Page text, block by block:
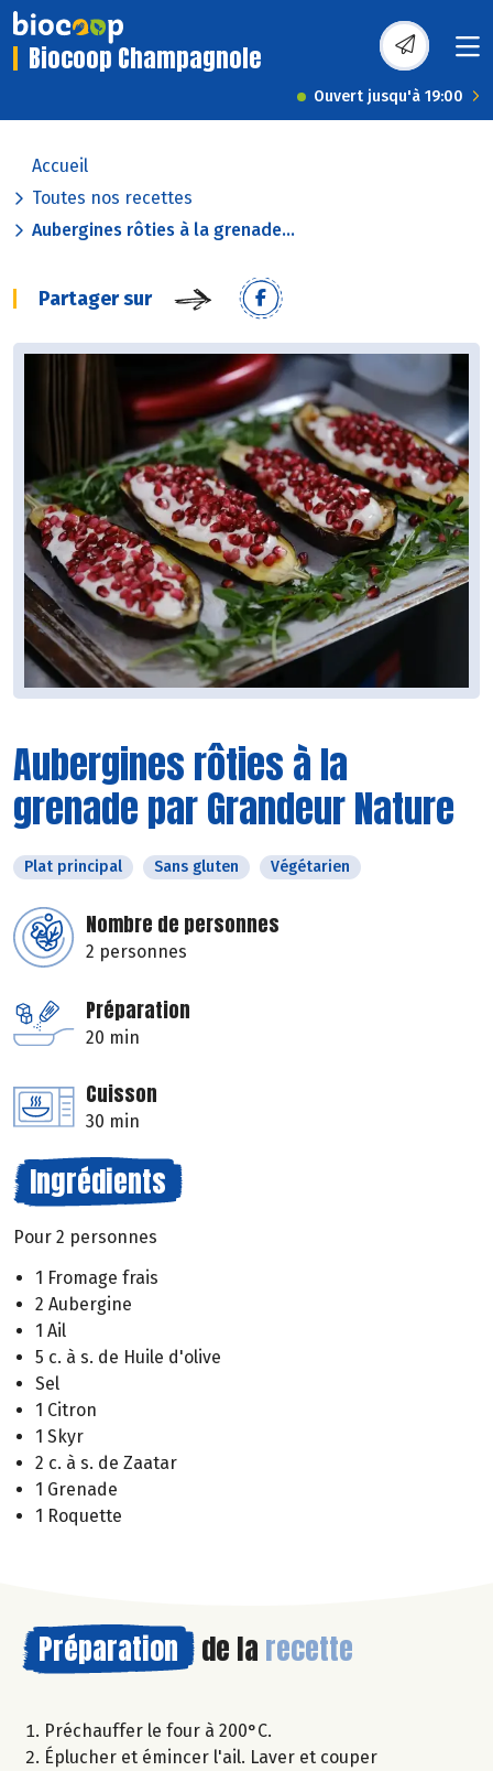
Biocoop Champagnole
Ouvert jusqu'à 19:00
Accueil
Toutes nos recettes
Aubergines rôties à la grenade...
Partager sur
Aubergines rôties à la
grenade par Grandeur Nature
Plat principal Sans gluten Végétarien
Nombre de personnes
2 personnes
Préparation
20 min
Cuisson
30 min
Ingrédients
Pour 2 personnes
1 Fromage frais
2 Aubergine
1 Ail
5 c. à s. de Huile d'olive
Sel
1 Citron
1 Skyr
2 c. à s. de Zaatar
1 Grenade
1 Roquette
Préparation de la recette
Préchauffer le four à 200°C.
Éplucher et émincer l'ail. Laver et couper